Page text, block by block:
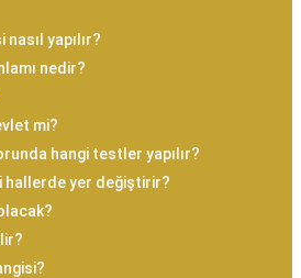
yapılır?
nedir?
mi?
hangi testler yapılır?
hallerde yer değiştirir?